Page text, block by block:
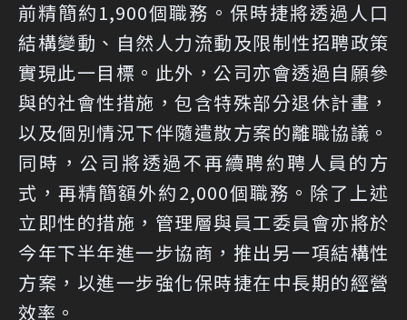
前精簡約1,900個職務。保時捷將透過人口
結構變動、自然人力流動及限制性招聘政策
實現此一目標。此外，公司亦會透過自願參
與的社會性措施，包含特殊部分退休計畫，
以及個別情況下伴隨遣散方案的離職協議。
同時，公司將透過不再續聘約聘人員的方
式，再精簡額外約2,000個職務。除了上述
立即性的措施，管理層與員工委員會亦將於
今年下半年進一步協商，推出另一項結構性
方案，以進一步強化保時捷在中長期的經營
效率。